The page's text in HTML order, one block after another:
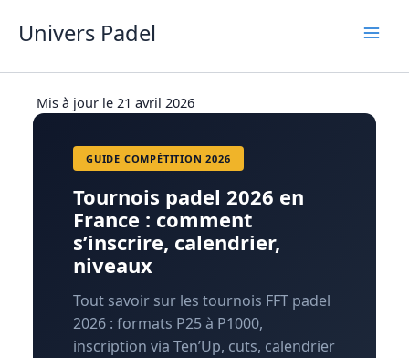
Univers Padel
Mis à jour le 21 avril 2026
GUIDE COMPÉTITION 2026
Tournois padel 2026 en
France : comment
s’inscrire, calendrier,
niveaux
Tout savoir sur les tournois FFT padel
2026 : formats P25 à P1000,
inscription via Ten’Up, cuts, calendrier